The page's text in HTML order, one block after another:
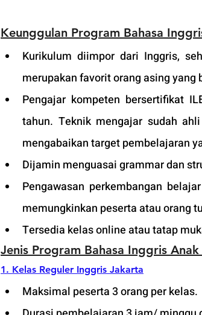
Keunggulan Program Bahasa
Kurikulum diimpor dari Inggris,
merupakan favorit orang asing
Pengajar kompeten bersertifikat
tahun. Teknik mengajar sudah
mengabaikan target pembelajaran
Dijamin menguasai grammar dan
Pengawasan perkembangan
memungkinkan peserta atau orang
Tersedia kelas online atau tatap
Jenis Program Bahasa Inggris Anak
1. Kelas Reguler Inggris Jakarta
Maksimal peserta 3 orang per kelas.